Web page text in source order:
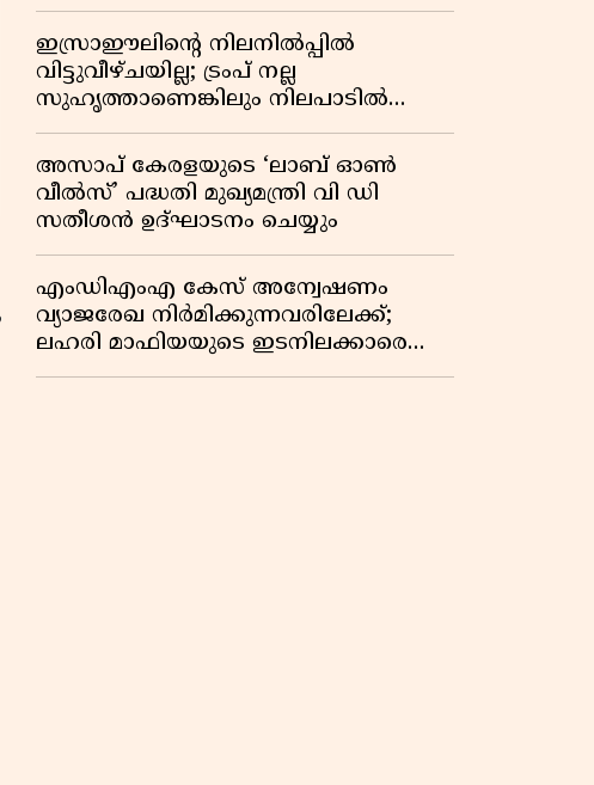
ഇസ്രാഈലിന്റെ നിലനിൽപ്പിൽ
വിട്ടുവീഴ്ചയില്ല; ട്രംപ് നല്ല
സുഹൃത്താണെങ്കിലും നിലപാടിൽ
മാറ്റമില്ലെന്ന് നെതന്യാഹു; ഹോർമുസ്
പാതയിൽ ഇറാൻ-ഒമാൻ ധാരണ,
തടസ്സമായി യുഎസ് ഭീഷണി
അസാപ് കേരളയുടെ ‘ലാബ് ഓൺ
വീൽസ്’ പദ്ധതി മുഖ്യമന്ത്രി വി ഡി
സതീശൻ ഉദ്ഘാടനം ചെയ്യും
എംഡിഎംഎ കേസ് അന്വേഷണം
വ്യാജരേഖ നിർമിക്കുന്നവരിലേക്ക്;
ലഹരി മാഫിയയുടെ ഇടനിലക്കാരെ
കുടുക്കി കണ്ണൂർ സിറ്റി പൊലീസ്